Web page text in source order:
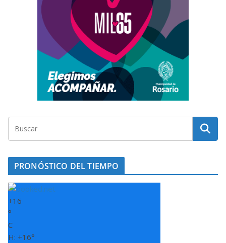
PRONÓSTICO DEL TIEMPO
+16
°
C
H: +16°